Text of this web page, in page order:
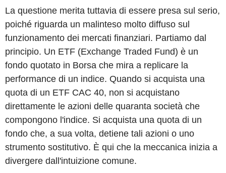
La questione merita tuttavia di essere presa sul serio,
poiché riguarda un malinteso molto diffuso sul
funzionamento dei mercati finanziari. Partiamo dal
principio. Un ETF (Exchange Traded Fund) è un
fondo quotato in Borsa che mira a replicare la
performance di un indice. Quando si acquista una
quota di un ETF CAC 40, non si acquistano
direttamente le azioni delle quaranta società che
compongono l'indice. Si acquista una quota di un
fondo che, a sua volta, detiene tali azioni o uno
strumento sostitutivo. È qui che la meccanica inizia a
divergere dall'intuizione comune.